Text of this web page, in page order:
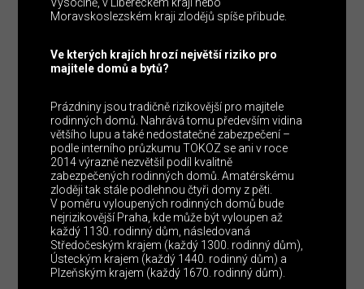
Moravskoslezském kraji zlodějů spíše přibude.
Ve kterých krajích hrozí největší riziko pro
majitele domů a bytů?
Prázdniny jsou tradičně rizikovější pro majitele
rodinných domů. Nahrává tomu především vidina
většího lupu a také nedostatečné zabezpečení –
podle interního průzkumu TOKOZ se ani v roce
2014 výrazně nezvětšil podíl kvalitně
zabezpečených rodinných domů. Amatérskému
zloději tak stále podlehnou čtyři domy z pěti.
V poměru vyloupených rodinných domů bude
nejrizikovější Praha, kde může být vyloupen až
každý 1130. rodinný dům, následovaná
Středočeským krajem (každý 1300. rodinný dům),
Ústeckým krajem (každý 1440. rodinný dům) a
Plzeňským krajem (každý 1670. rodinný dům).